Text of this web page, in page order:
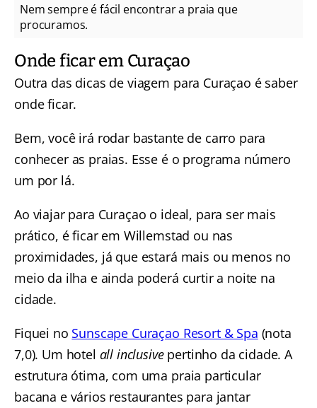
Nem sempre é fácil encontrar a praia que
procuramos.
Onde ficar em Curaçao
Outra das dicas de viagem para Curaçao é saber
onde ficar.
Bem, você irá rodar bastante de carro para
conhecer as praias. Esse é o programa número
um por lá.
Ao viajar para Curaçao o ideal, para ser mais
prático, é ficar em Willemstad ou nas
proximidades, já que estará mais ou menos no
meio da ilha e ainda poderá curtir a noite na
cidade.
Fiquei no Sunscape Curaçao Resort & Spa (nota
7,0). Um hotel all inclusivepertinho da cidade. A
estrutura ótima, com uma praia particular
bacana e vários restaurantes para jantar